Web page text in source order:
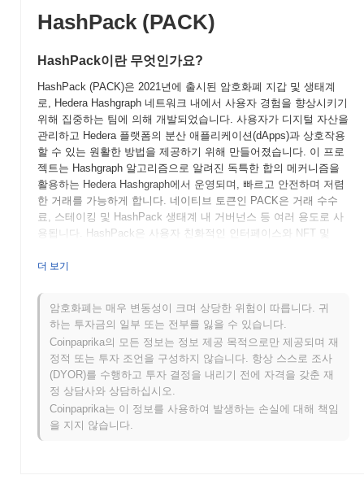
HashPack (PACK)
HashPack이란 무엇인가요?
HashPack (PACK)은 2021년에 출시된 암호화폐 지갑 및 생태계
로, Hedera Hashgraph 네트워크 내에서 사용자 경험을 향상시키기
위해 집중하는 팀에 의해 개발되었습니다. 사용자가 디지털 자산을
관리하고 Hedera 플랫폼의 분산 애플리케이션(dApps)과 상호작용
할 수 있는 원활한 방법을 제공하기 위해 만들어졌습니다. 이 프로
젝트는 Hashgraph 알고리즘으로 알려진 독특한 합의 메커니즘을
활용하는 Hedera Hashgraph에서 운영되며, 빠르고 안전하며 저렴
한 거래를 가능하게 합니다. 네이티브 토큰인 PACK은 거래 수수
료, 스테이킹 및 HashPack 생태계 내 거버넌스 등 여러 용도로 사
용됩니다. HashPack은 사용자 친화적인 인터페이스와 NFT 및
화폐 공간에서 초보자와 경험자 모두에게 중요한 도구가 됩니다.
장하는 생태계에서 중요한 구성 요소로 자리 잡고 있습니다.
HashPack은 언제 어떻게 시작되었나요?
HashPack은 2021년 3월에 창립 팀이 프로젝트의 비전과 기술적
프레임워크를 설명하는 백서를 발표하면서 시작되었습니다. 이 프
로젝트는 2021년 6월에 테스트넷을 출시하여 개발자와 초기 사용
후, HashPack은 2021년 10월에 메인넷을 출시하여 공식적으로 시
장에 진입했습니다. 초기 개발은 Hedera Hashgraph 네트워크를 위
더 보기
암호화폐는 매우 변동성이 크며 상당한 위험이 따릅니다. 귀
하는 투자금의 일부 또는 전부를 잃을 수 있습니다.
Coinpaprika의 모든 정보는 정보 제공 목적으로만 제공되며 재
정적 또는 투자 조언을 구성하지 않습니다. 항상 스스로 조사
(DYOR)를 수행하고 투자 결정을 내리기 전에 자격을 갖춘 재
정 상담사와 상담하십시오.
Coinpaprika는 이 정보를 사용하여 발생하는 손실에 대해 책임
을 지지 않습니다.